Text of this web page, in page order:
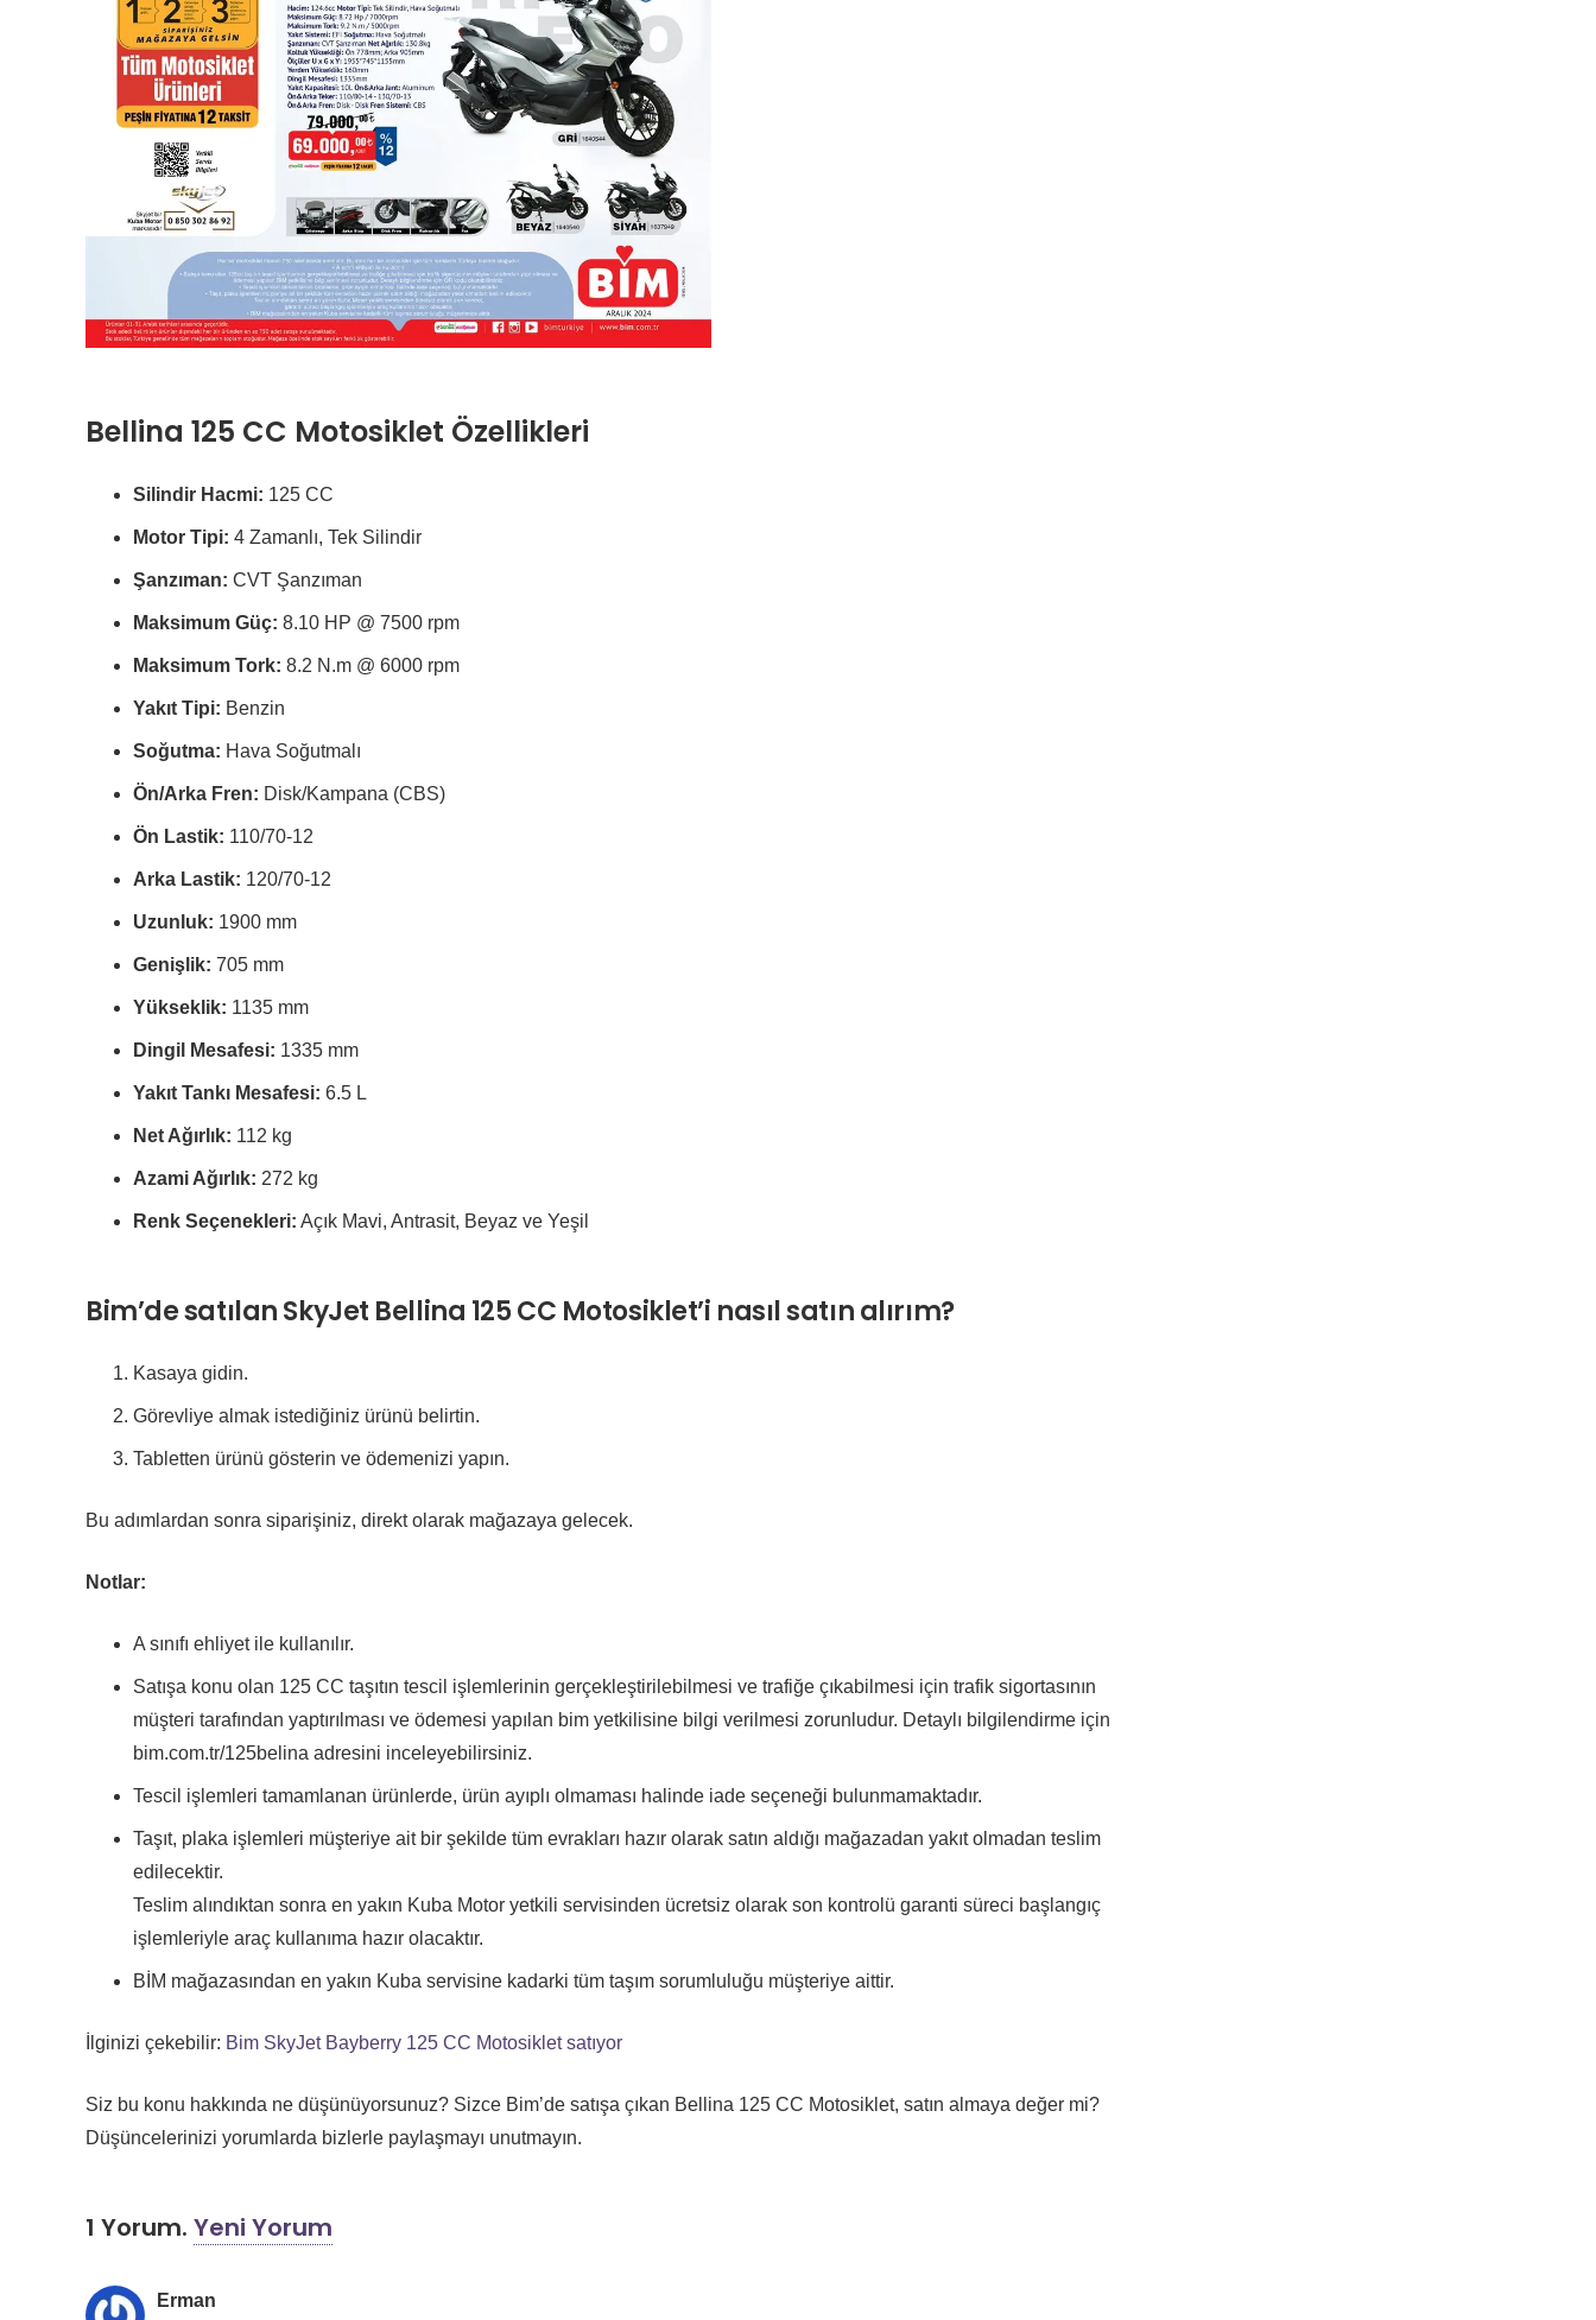
Bellina 125 CC Motosiklet Özellikleri
Silindir Hacmi: 125 CC
Motor Tipi: 4 Zamanlı, Tek Silindir
Şanzıman: CVT Şanzıman
Maksimum Güç: 8.10 HP @ 7500 rpm
Maksimum Tork: 8.2 N.m @ 6000 rpm
Yakıt Tipi: Benzin
Soğutma: Hava Soğutmalı
Ön/Arka Fren: Disk/Kampana (CBS)
Ön Lastik: 110/70-12
Arka Lastik: 120/70-12
Uzunluk: 1900 mm
Genişlik: 705 mm
Yükseklik: 1135 mm
Dingil Mesafesi: 1335 mm
Yakıt Tankı Mesafesi: 6.5 L
Net Ağırlık: 112 kg
Azami Ağırlık: 272 kg
Renk Seçenekleri: Açık Mavi, Antrasit, Beyaz ve Yeşil
Bim’de satılan SkyJet Bellina 125 CC Motosiklet’i nasıl satın alırım?
Kasaya gidin.
Görevliye almak istediğiniz ürünü belirtin.
Tabletten ürünü gösterin ve ödemenizi yapın.
Bu adımlardan sonra siparişiniz, direkt olarak mağazaya gelecek.
Notlar:
A sınıfı ehliyet ile kullanılır.
Satışa konu olan 125 CC taşıtın tescil işlemlerinin gerçekleştirilebilmesi ve trafiğe çıkabilmesi için trafik sigortasının
müşteri tarafından yaptırılması ve ödemesi yapılan bim yetkilisine bilgi verilmesi zorunludur. Detaylı bilgilendirme için
bim.com.tr/125belina adresini inceleyebilirsiniz.
Tescil işlemleri tamamlanan ürünlerde, ürün ayıplı olmaması halinde iade seçeneği bulunmamaktadır.
Taşıt, plaka işlemleri müşteriye ait bir şekilde tüm evrakları hazır olarak satın aldığı mağazadan yakıt olmadan teslim
edilecektir.
Teslim alındıktan sonra en yakın Kuba Motor yetkili servisinden ücretsiz olarak son kontrolü garanti süreci başlangıç
işlemleriyle araç kullanıma hazır olacaktır.
BİM mağazasından en yakın Kuba servisine kadarki tüm taşım sorumluluğu müşteriye aittir.
İlginizi çekebilir: Bim SkyJet Bayberry 125 CC Motosiklet satıyor
Siz bu konu hakkında ne düşünüyorsunuz? Sizce Bim’de satışa çıkan Bellina 125 CC Motosiklet, satın almaya değer mi?
Düşüncelerinizi yorumlarda bizlerle paylaşmayı unutmayın.
1 Yorum. Yeni Yorum
Erman